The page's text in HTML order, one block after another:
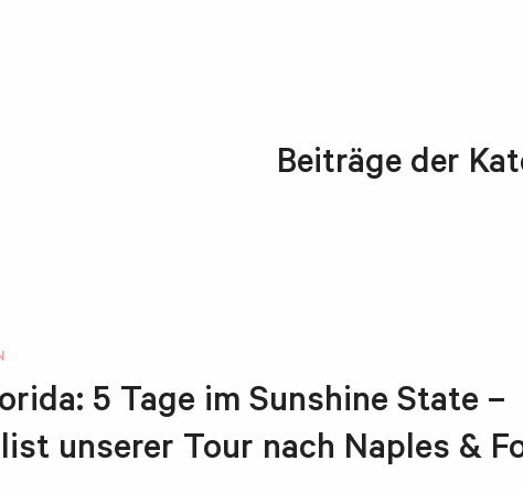
Beiträge der
5 Tage im Sunshine State –
unserer Tour nach Naples &